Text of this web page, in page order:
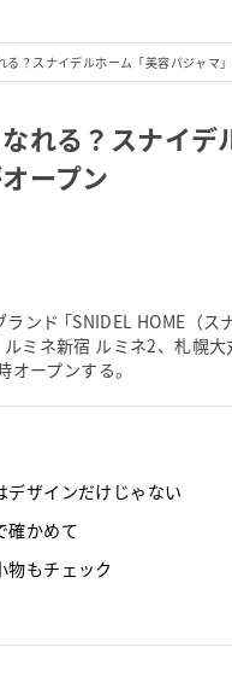
る？スナイデルホーム「美容パジャマ
れる？スナイデ
ープン
ンド ｢SNIDEL HOME（
ミネ新宿 ルミネ2、札幌
ープンする。
デザインだけじゃない
確かめて
物もチェック